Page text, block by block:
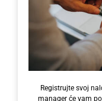
Registrujte svoj
manager će vam